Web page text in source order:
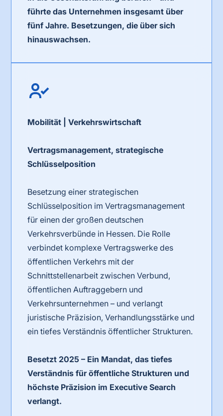
führte das Unternehmen insgesamt über
fünf Jahre. Besetzungen, die über sich
hinauswachsen.
Mobilität | Verkehrswirtschaft
Vertragsmanagement, strategische
Schlüsselposition
Besetzung einer strategischen
Schlüsselposition im Vertragsmanagement
für einen der großen deutschen
Verkehrsverbünde in Hessen. Die Rolle
verbindet komplexe Vertragswerke des
öffentlichen Verkehrs mit der
Schnittstellenarbeit zwischen Verbund,
öffentlichen Auftraggebern und
Verkehrsunternehmen – und verlangt
juristische Präzision, Verhandlungsstärke und
ein tiefes Verständnis öffentlicher Strukturen.
Besetzt 2025 – Ein Mandat, das tiefes
Verständnis für öffentliche Strukturen und
höchste Präzision im Executive Search
verlangt.